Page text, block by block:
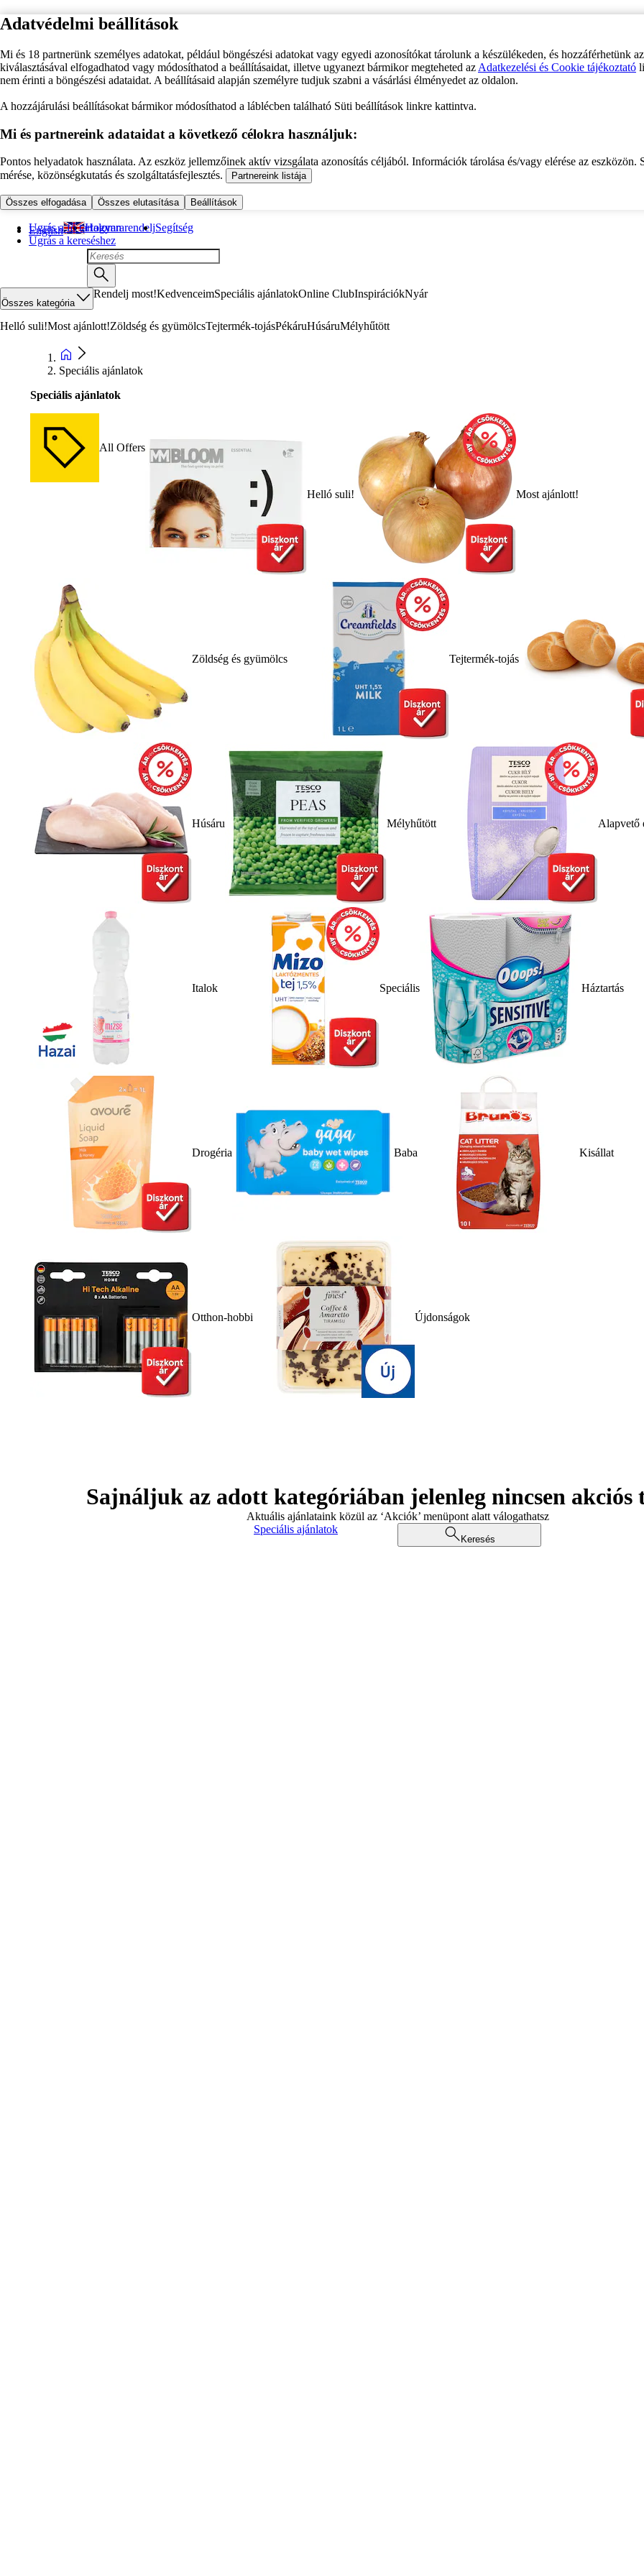
Adatvédelmi beállítások
Mi és 18 partnerünk személyes adatokat, például böngészési adatokat vagy egyedi azonosítókat tárolunk a készülékeden, és hozzáférhetünk
kiválasztásával elfogadhatod vagy módosíthatod a beállításaidat, illetve ugyanezt bármikor megteheted az Adatkezelési és Cookie tájékoztató
nem érinti a böngészési adataidat. A beállításaid alapján személyre tudjuk szabni a vásárlási élményedet az oldalon.
A hozzájárulási beállításokat bármikor módosíthatod a láblécben található Süti beállítások linkre kattintva.
Mi és partnereink adataidat a következő célokra használjuk:
Pontos helyadatok használata. Az eszköz jellemzőinek aktív vizsgálata azonosítás céljából. Információk tárolása és/vagy elérése az eszközön.
mérése, közönségkutatás és szolgáltatásfejlesztés.
Partnereink listája
Összes elfogadása Összes elutasítása Beállítások
Ugrás a fő tartalomra
Ugrás a kereséshez
English Hogyan rendeljSegítség
Összes kategória
Rendelj most!KedvenceimSpeciális ajánlatokOnline ClubInspirációkNyár
Helló suli!Most ajánlott!Zöldség és gyümölcsTejtermék-tojásPékáruHúsáruMélyhűtött
Speciális ajánlatok
Speciális ajánlatok
All Offers
Helló suli! Most ajánlott!
Zöldség és gyümölcs Tejtermék-tojás
Húsáru Mélyhűtött Alapvető
Italok Speciális Háztartás
Drogéria Baba Kisállat
Otthon-hobbi Újdonságok
Sajnáljuk az adott kategóriában jelenleg nincsen akciós
Aktuális ajánlataink közül az ‘Akciók’ menüpont alatt válogathatsz
Speciális ajánlatok
Keresés